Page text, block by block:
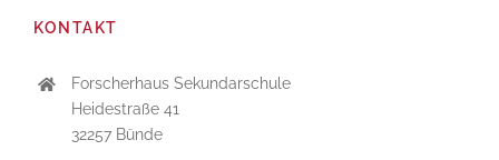
KONTAKT
Forscherhaus Sekundarschule
Heidestraße 41
32257 Bünde